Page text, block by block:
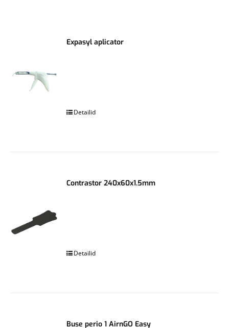
Expasyl aplicator
Detailid
Contrastor 240x60x1.5mm
Detailid
Buse perio 1 AirnGO Easy